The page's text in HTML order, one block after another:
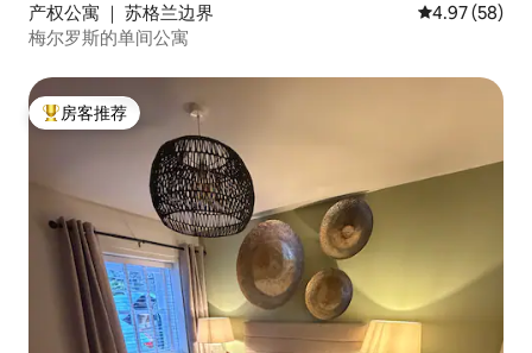
产权公寓 ｜ 苏格兰边界 平均评分
4.97 (58)
梅尔罗斯的单间公寓
热门「房客推荐」
房客推荐